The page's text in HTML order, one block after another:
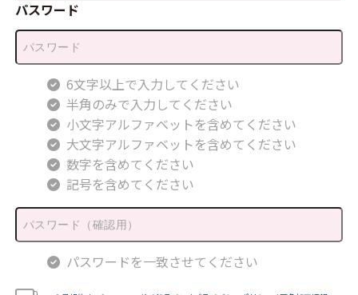
パスワード
6文字以上で入力してください
半角のみで入力してください
小文字アルファベットを含めてください
大文字アルファベットを含めてください
数字を含めてください
記号を含めてください
パスワードを一致させてください